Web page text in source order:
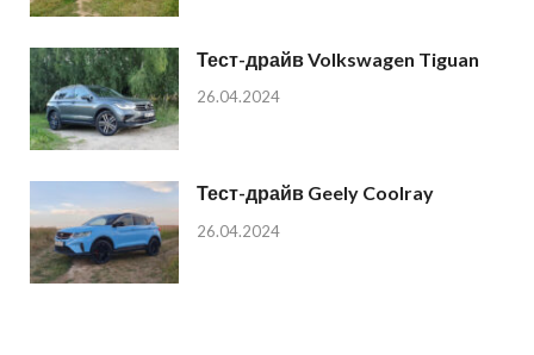
Тест-драйв Volkswagen Tiguan
26.04.2024
Тест-драйв Geely Coolray
26.04.2024